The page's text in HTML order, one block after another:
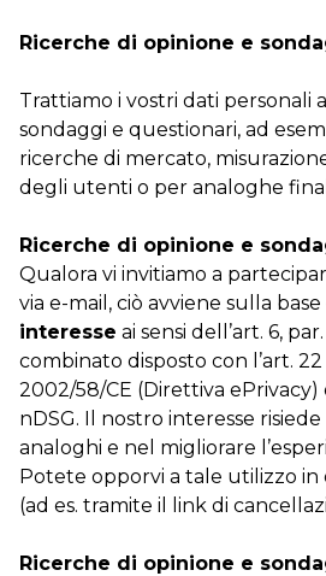
Ricerche di opinione e
Trattiamo i vostri dati personali
sondaggi e questionari, ad
ricerche di mercato,
degli utenti o per analoghe
Ricerche di opinione e
Qualora vi invitiamo a
via e-mail, ciò avviene sulla base
interesse ai sensi dell’art. 6,
combinato disposto con l’art.
2002/58/CE (Direttiva ePrivacy)
nDSG. Il nostro interesse
analoghi e nel migliorare
Potete opporvi a tale utilizzo in
(ad es. tramite il link di
Ricerche di opinione e